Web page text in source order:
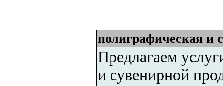
полиграфическая и
Предлагаем
и сувенирной